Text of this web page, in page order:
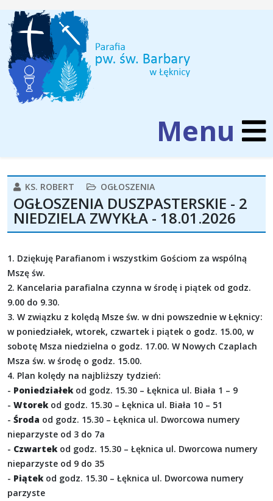
KS. ROBERT OGŁOSZENIA
OGŁOSZENIA DUSZPASTERSKIE - 2
NIEDZIELA ZWYKŁA - 18.01.2026
1. Dziękuję Parafianom i wszystkim Gościom za wspólną
Mszę św.
2. Kancelaria parafialna czynna w środę i piątek od godz.
9.00 do 9.30.
3. W związku z kolędą Msze św. w dni powszednie w Łęknicy:
w poniedziałek, wtorek, czwartek i piątek o godz. 15.00, w
sobotę Msza niedzielna o godz. 17.00. W Nowych Czaplach
Msza św. w środę o godz. 15.00.
4. Plan kolędy na najbliższy tydzień:
- Poniedziałekod godz. 15.30 – Łęknica ul. Biała 1 – 9
- Wtorekod godz. 15.30 – Łęknica ul. Biała 10 – 51
- Środa od godz. 15.30 – Łęknica ul. Dworcowa numery
nieparzyste od 3 do 7a
- Czwartekod godz. 15.30 – Łęknica ul. Dworcowa numery
nieparzyste od 9 do 35
- Piątekod godz. 15.30 – Łęknica ul. Dworcowa numery
parzyste